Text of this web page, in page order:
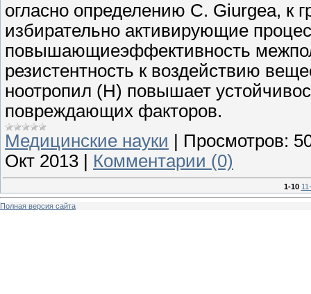
огласно определению С. Giurgea, к
избирательно активирующие
повышающиеэффективность
резистентность к воздействию
ноотропил (Н) повышает
повреждающих факторов.
Медицинские науки
Просмотров:
Окт 2013
Комментарии (0)
1-10
Полная версия сайта